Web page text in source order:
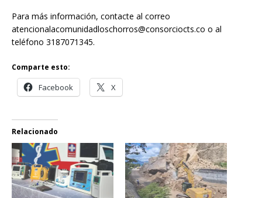
Para más información, contacte al correo
atencionalacomunidadloschorros@consorciocts.co o al
teléfono 3187071345.
Comparte esto:
Facebook X
Relacionado